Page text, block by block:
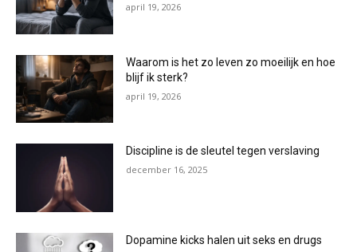
april 19, 2026
Waarom is het zo leven zo moeilijk en hoe
blijf ik sterk?
april 19, 2026
Discipline is de sleutel tegen verslaving
december 16, 2025
Dopamine kicks halen uit seks en drugs